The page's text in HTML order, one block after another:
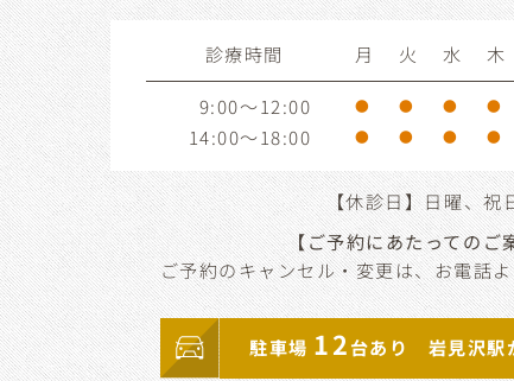
診療時間 月 火 水 木
9:00～12:00
● ● ● ●
14:00～18:00 ● ● ● ●
【休診日】日曜、祝
【ご予約にあたってのご
ご予約のキャンセル・変更は、お電話
駐車場 12台あり 岩見沢駅